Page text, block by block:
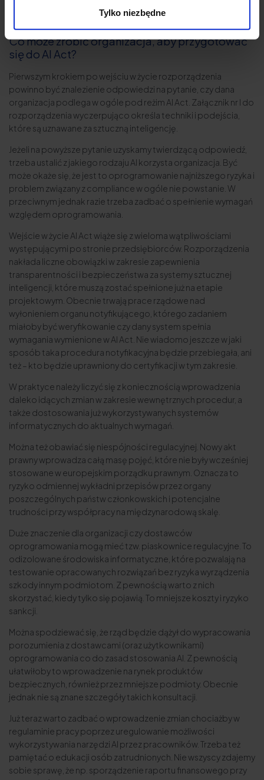
Tylko niezbędne
odpowiednich rozwiązań na płaszczyźnie informatycznej, ale
Co może zrobić organizacja, aby przygotować
się do AI Act?
Pierwszym krokiem po wejściu w życie rozporządzenia
powinno być znalezienie odpowiedzi na pytanie, czy dana
organizacja podlega w ogóle pod reżim AI Act. Załącznik nr I do
rozporządzenia wyczerpująco określa techniki i podejścia,
które są uznawane za sztuczną inteligencję.
Jeżeli na powyższe pytanie uzyskamy twierdzącą odpowiedź,
trzeba ustalić z jakiego rodzaju AI korzysta organizacja. Być
może okaże się, że jest to oprogramowanie najniższego ryzyka i
problem związany z compliance w ogóle nie powstanie. W
przeciwnym jednak razie trzeba zadbać o spełnienie wymagań
względem oprogramowania.
Wejście w życie AI Act wiąże się z wieloma wątpliwościami
występującymi po stronie przedsiębiorców. Rozporządzenia
nakłada liczne obowiązki w zakresie zapewnienia
transparentności i bezpieczeństwa za systemy sztucznej
inteligencji, które muszą zostać spełnione już na etapie
projektowym. Obecnie trwają prace rządowe nad
wyłonieniem organu notyfikującego, którego zadaniem
miałoby być weryfikowanie czy dany system spełnia
wymagania wymienione w AI Act. Nie wiadomo jeszcze w jaki
sposób taka procedura notyfikacyjna będzie przebiegała, ani
też – kto będzie uprawniony do certyfikacji w tym zakresie.
W praktyce należy liczyć się z koniecznością wprowadzenia
daleko idących zmian w zakresie wewnętrznych procedur, a
także dostosowania już wykorzystywanych systemów
informatycznych do aktualnych wymagań.
Można też obawiać się niespójności regulacyjnej. Nowy akt
prawny wprowadza całą masę pojęć, które nie były wcześniej
stosowane w europejskim porządku prawnym. Oznacza to
ryzyko odmiennej wykładni przepisów przez organy
poszczególnych państw członkowskich i potencjalne
trudności przy współpracy na międzynarodową skalę.
Duże znaczenie dla organizacji czy dostawców
oprogramowania mogą mieć tzw. piaskownice regulacyjne. To
odizolowane środowiska informatyczne, które pozwalają na
testowanie opracowanych rozwiązań bez ryzyka wyrządzenia
szkody innym podmiotom. Z pewnością warto z nich
skorzystać, kiedy tylko się pojawią. To mniejsze koszty i ryzyko
sankcji.
Można spodziewać się, że rząd będzie dążył do wypracowania
porozumienia z dostawcami (oraz użytkownikami)
oprogramowania co do zasad stosowania AI. Z pewnością
ułatwiłoby to wprowadzenie na rynek produktów
bezpiecznych, również przez mniejsze podmioty. Obecnie
jednak nie są znane szczegóły takich konsultacji.
Już teraz warto zadbać o wprowadzenie zmian chociażby w
regulaminie pracy poprzez uregulowanie możliwości
wykorzystywania narzędzi AI przez pracowników. Trzeba też
pamiętać o edukacji osób zatrudnionych. Nie wszyscy zdajemy
sobie sprawę, że np. sporządzenie raportu finansowego przy